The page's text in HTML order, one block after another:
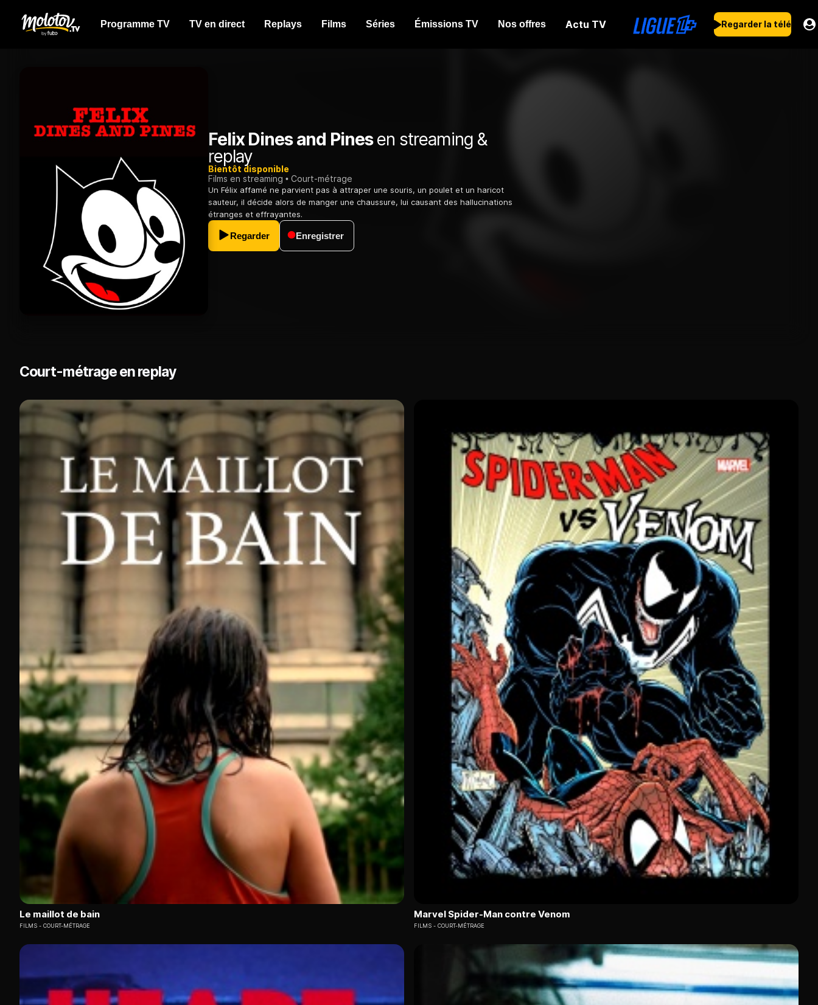
Programme TV TV en direct Replays Films Séries Émissions TV Nos offres Actu TV Regarder la télé
Felix Dines and Pinesen streaming &
replay
Bientôt disponible
Films en streaming
Court-métrage
Un Félix affamé ne parvient pas à attraper une souris, un poulet et un haricot
sauteur, il décide alors de manger une chaussure, lui causant des hallucinations
étranges et effrayantes.
Regarder Enregistrer
Court-métrage en replay
Le maillot de bain
FILMS COURT-MÉTRAGE
Marvel Spider-Man contre Venom
FILMS COURT-MÉTRAGE